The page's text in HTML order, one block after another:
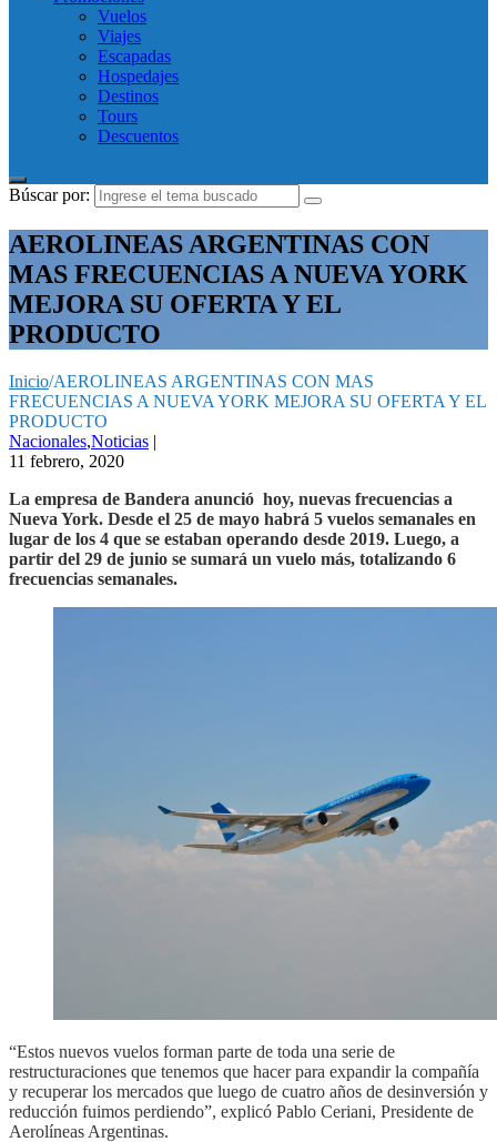
Vuelos
Viajes
Escapadas
Hospedajes
Destinos
Tours
Descuentos
Búscar por:
AEROLINEAS ARGENTINAS CON
MAS FRECUENCIAS A NUEVA YORK
MEJORA SU OFERTA Y EL
PRODUCTO
Inicio/AEROLINEAS ARGENTINAS CON MAS
FRECUENCIAS A NUEVA YORK MEJORA SU OFERTA Y EL
PRODUCTO
Nacionales,Noticias |
11 febrero, 2020
La empresa de Bandera anunció hoy, nuevas frecuencias a
Nueva York. Desde el 25 de mayo habrá 5 vuelos semanales en
lugar de los 4 que se estaban operando desde 2019. Luego, a
partir del 29 de junio se sumará un vuelo más, totalizando 6
frecuencias semanales.
“Estos nuevos vuelos forman parte de toda una serie de
restructuraciones que tenemos que hacer para expandir la compañía
y recuperar los mercados que luego de cuatro años de desinversión y
reducción fuimos perdiendo”, explicó Pablo Ceriani, Presidente de
Aerolíneas Argentinas.